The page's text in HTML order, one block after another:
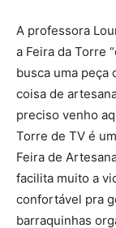
A professora
a Feira da Torre
busca uma peça
coisa de
preciso venho
Torre de TV é
Feira de
facilita muito a
confortável pra
barraquinhas